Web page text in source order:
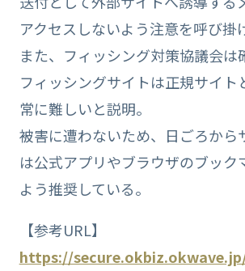
アクセスしないよう注意を呼び掛
また、フィッシング対策協議会は
フィッシングサイトは正規サイト
常に難しいと説明。
被害に遭わないため、日ごろから
は公式アプリやブラウザのブック
よう推奨している。
【参考URL】
https://